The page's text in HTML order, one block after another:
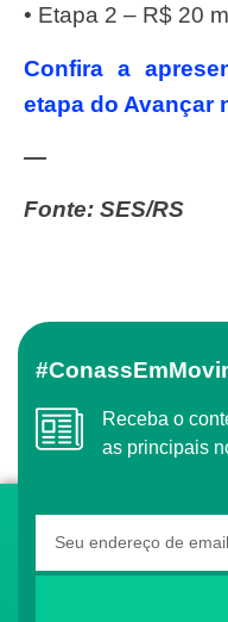
• Etapa 2 – R$ 20
Confira a apresentação sobre a segunda
etapa do Avançar
—
Fonte: SES/RS
Receba o conteúdo semanal do Conass com
as principais